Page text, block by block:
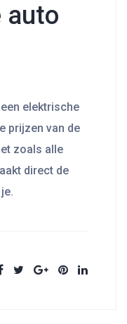
auto
elektrische
prijzen van de
zoals alle
direct de